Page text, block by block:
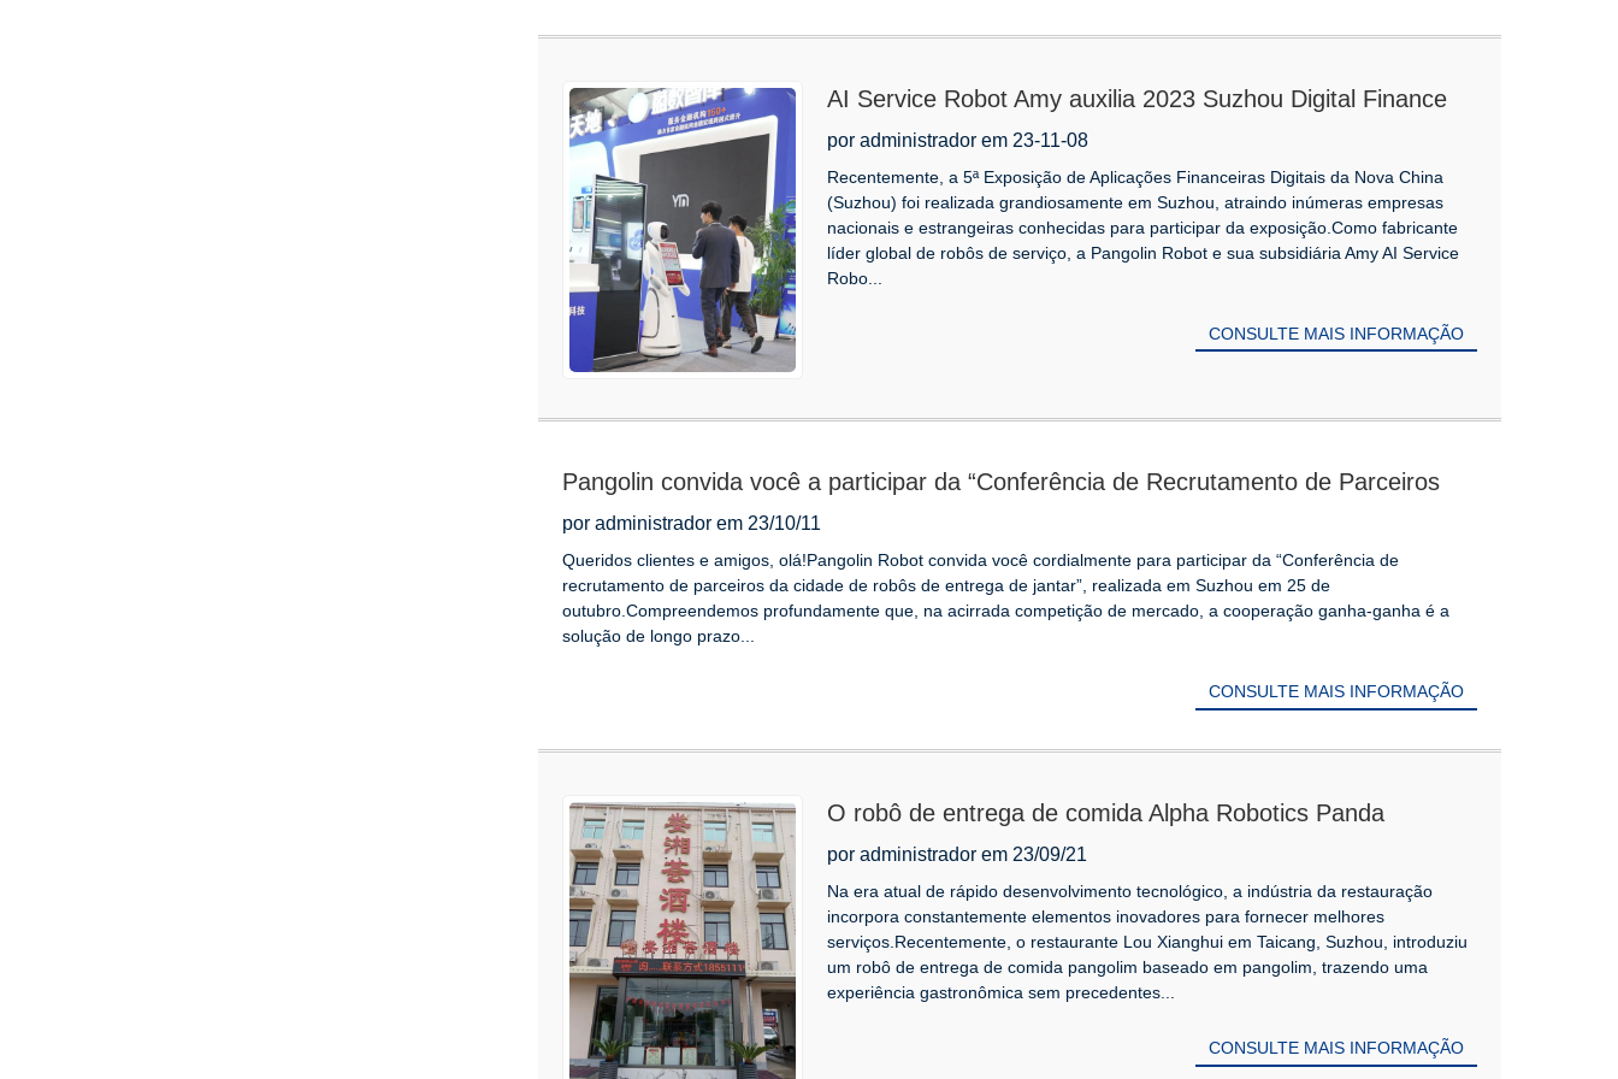
AI Service Robot Amy auxilia 2023 Suzhou Digital Finance
Application Expo, demonstrando força tecnológica líder
global.
por administrador em 23-11-08
Recentemente, a 5ª Exposição de Aplicações Financeiras Digitais da Nova China
(Suzhou) foi realizada grandiosamente em Suzhou, atraindo inúmeras empresas
nacionais e estrangeiras conhecidas para participar da exposição.Como fabricante
líder global de robôs de serviço, a Pangolin Robot e sua subsidiária Amy AI Service
Robo...
CONSULTE MAIS INFORMAÇÃO
Pangolin convida você a participar da “Conferência de Recrutamento de Parceiros
Dining Robot City”!
por administrador em 23/10/11
Queridos clientes e amigos, olá!Pangolin Robot convida você cordialmente para participar da “Conferência de
recrutamento de parceiros da cidade de robôs de entrega de jantar”, realizada em Suzhou em 25 de
outubro.Compreendemos profundamente que, na acirrada competição de mercado, a cooperação ganha-ganha é a
solução de longo prazo...
CONSULTE MAIS INFORMAÇÃO
O robô de entrega de comida Alpha Robotics Panda
adiciona charme tecnológico ao restaurante Lou Xianghui
em Taicang, Suzhou!
por administrador em 23/09/21
Na era atual de rápido desenvolvimento tecnológico, a indústria da restauração
incorpora constantemente elementos inovadores para fornecer melhores
serviços.Recentemente, o restaurante Lou Xianghui em Taicang, Suzhou, introduziu
um robô de entrega de comida pangolim baseado em pangolim, trazendo uma
experiência gastronômica sem precedentes...
CONSULTE MAIS INFORMAÇÃO